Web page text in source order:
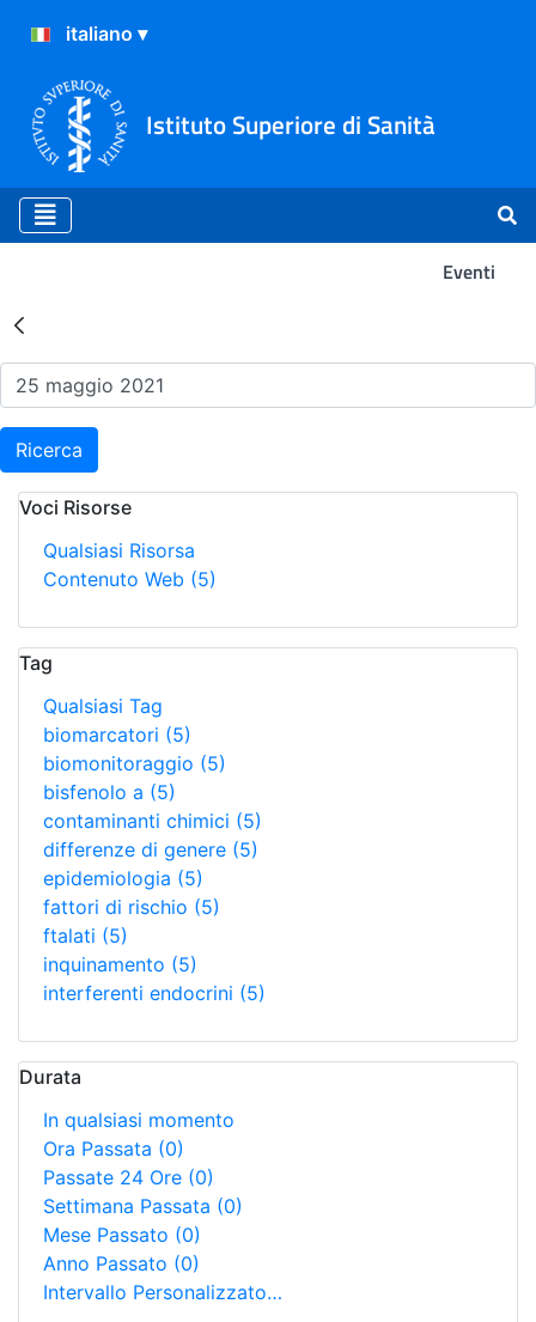
Istituto Superiore di Sanità
Eventi
Risultati della Ricerca -
Ricerca
Voci Risorse
Qualsiasi Risorsa
Contenuto Web (5)
Tag
Qualsiasi Tag
biomarcatori (5)
biomonitoraggio (5)
bisfenolo a (5)
contaminanti chimici (5)
differenze di genere (5)
epidemiologia (5)
fattori di rischio (5)
ftalati (5)
inquinamento (5)
interferenti endocrini (5)
Durata
In qualsiasi momento
Ora Passata (0)
Passate 24 Ore (0)
Settimana Passata (0)
Mese Passato (0)
Anno Passato (0)
Intervallo Personalizzato…